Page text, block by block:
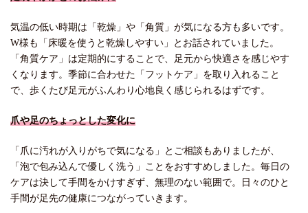
気温の低い時期は「乾燥」や「角質」が気になる方も多いです。
W様も「床暖を使うと乾燥しやすい」とお話されていました。
「角質ケア」は定期的にすることで、足元から快適さを感じやす
くなります。季節に合わせた「フットケア」を取り入れること
で、歩くたび足元がふんわり心地良く感じられるはずです。
爪や足のちょっとした変化に
「爪に汚れが入りがちで気になる」とご相談もありましたが、
「泡で包み込んで優しく洗う」ことをおすすめしました。毎日の
ケアは決して手間をかけすぎず、無理のない範囲で。日々のひと
手間が足先の健康につながっていきます。